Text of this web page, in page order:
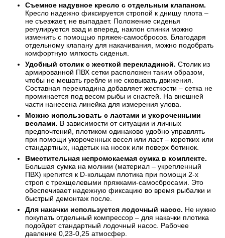
Съемное надувное кресло с отдельным клапаном.
Кресло надежно фиксируется стропой к днищу плота –
не съезжает, не выпадает. Положение сиденья
регулируется взад и вперед, наклон спинки можно
изменить с помощью пряжек-самосбросов. Благодаря
отдельному клапану для накачивания, можно подобрать
комфортную мягкость сиденья.
Удобный столик с жесткой перекладиной. Столик из
армированной ПВХ сетки расположен таким образом,
чтобы не мешать гребле и не сковывать движения.
Составная перекладина добавляет жесткости – сетка не
проминается под весом рыбы и снастей. На внешней
части нанесена линейка для измерения улова.
Можно использовать с ластами и укороченными
веслами. В зависимости от ситуации и личных
предпочтений, плотиком одинаково удобно управлять
при помощи укороченных весел или ласт – коротких или
стандартных, надетых на носок или поверх ботинок.
Вместительная непромокаемая сумка в комплекте.
Большая сумка на молнии (материал – укрепленный
ПВХ) крепится к D-кольцам плотика при помощи 2-х
строп с трехщелевыми пряжками-самосбросами. Это
обеспечивает надежную фиксацию во время рыбалки и
быстрый демонтаж после.
Для накачки используется лодочный насос. Не нужно
покупать отдельный компрессор – для накачки плотика
подойдет стандартный лодочный насос. Рабочее
давление 0,23-0,25 атмосфер.